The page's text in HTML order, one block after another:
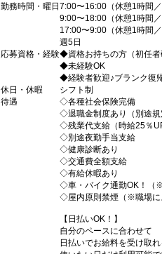
勤務時間・曜日 7:00〜16:00（休憩1時間／
9:00〜18:00（休憩1時間／
17:00〜9:00（休憩1時間／
週5日
応募資格・経験◆資格お持ちの方（初任者
◆未経験OK
◆経験者歓迎♪ブランク復
休日・休暇
シフト制
待遇
◇各種社会保険完備
◇退職金制度あり（別途規
◇残業代支給（時給25％
◇別途夜勤手当支給
◇健康診断あり
◇交通費全額支給
◇有給休暇あり
◇車・バイク通勤OK！（※
◇屋内原則禁煙（※職場に
【日払いOK！】
自分のペースに合わせて
日払いでお給料を受け取れ